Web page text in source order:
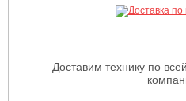
Доставим технику по